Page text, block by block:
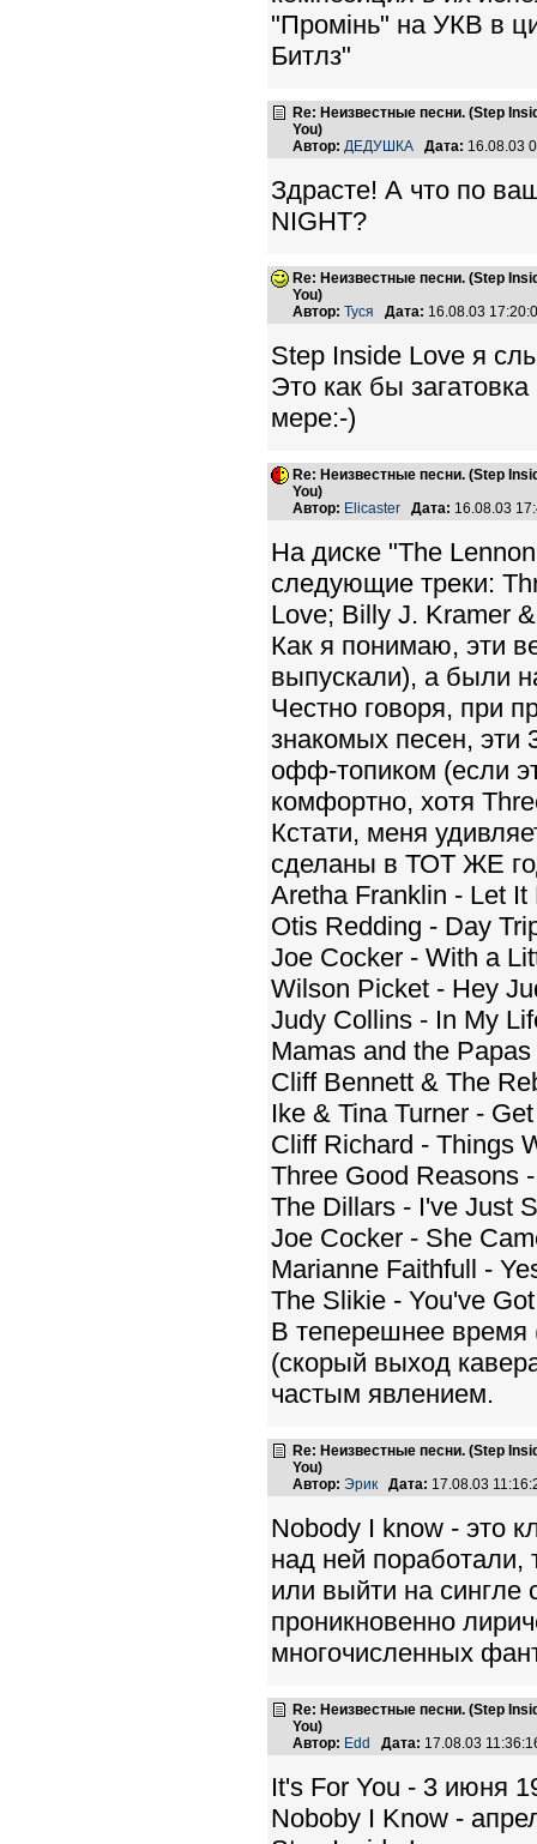
"Промінь" на УКВ в
Битлз"
Re: Неизвестные песни. (Step
You)
Автор: ДЕДУШКА Дата: 16.08.03
Здрасте! А что по
NIGHT?
Re: Неизвестные песни. (Step
You)
Автор: Туся Дата: 16.08.03
Step Inside Love я
Это как бы
мере:-)
Re: Неизвестные песни. (Step
You)
Автор: Elicaster Дата: 16.08.03
На диске "The
следующие треки:
Love; Billy J. Kramer
Как я понимаю, эти
выпускали), а были
Честно говоря, при
знакомых песен, эти
офф-топиком (если
комфортно, хотя
Кстати, меня
сделаны в ТОТ ЖЕ
Aretha Franklin - Let It
Otis Redding - Day
Joe Cocker - With a
Wilson Picket - Hey
Judy Collins - In My
Mamas and the
Cliff Bennett & The
Ike & Tina Turner -
Cliff Richard - Things
Three Good Reasons
The Dillars - I've Just
Joe Cocker - She
Marianne Faithfull -
The Slikie - You've
В теперешнее время
(скорый выход
частым явлением.
Re: Неизвестные песни. (Step
You)
Автор: Эрик Дата: 17.08.03
Nobody I know - это
над ней поработали,
или выйти на сингле
проникновенно
многочисленных
Re: Неизвестные песни. (Step
You)
Автор: Edd Дата: 17.08.03
It's For You - 3 июня
Noboby I Know -